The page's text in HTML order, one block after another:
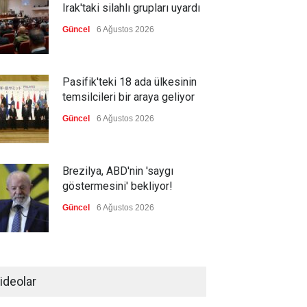
Irak'taki silahlı grupları uyardı
Güncel 6 Ağustos 2026
Pasifik'teki 18 ada ülkesinin
temsilcileri bir araya geliyor
Güncel 6 Ağustos 2026
Brezilya, ABD'nin 'saygı
göstermesini' bekliyor!
Güncel 6 Ağustos 2026